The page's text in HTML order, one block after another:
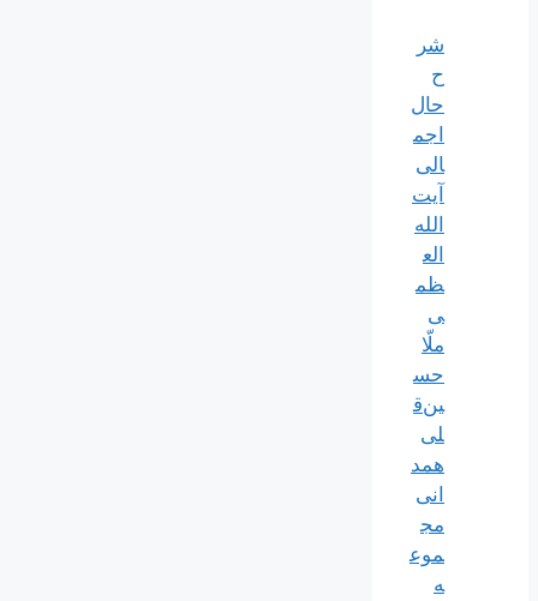
شر
ح
حال
اجم
الی
آیت‌
الله‌
الع
ظم
ی
ملّا
حس
ین‌ق
لی
همد
انی
مج
موع
ه